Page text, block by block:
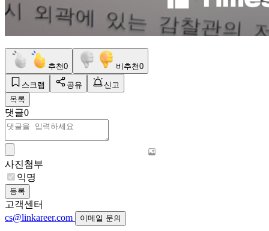
추천0 비추천0
스크랩 공유
신고
목록
댓글0
사진첨부
익명
등록
고객센터
cs@linkareer.com
이메일 문의